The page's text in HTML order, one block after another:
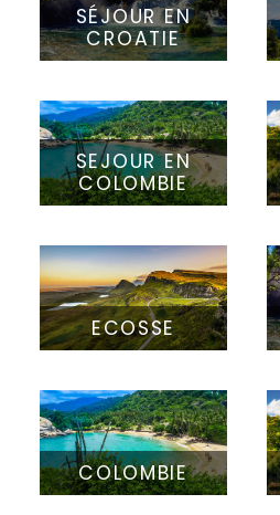
SÉJOUR EN
CROATIE
SEJOUR EN
COLOMBIE
ECOSSE
COLOMBIE